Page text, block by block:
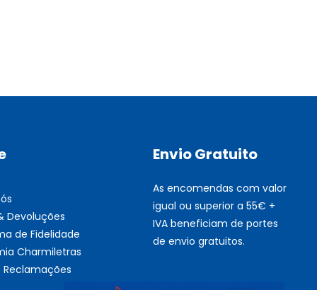
Devoluções
de Fidelidade
Charmiletras
Reclamações
Envio Gratuito
As encomendas com valor
igual ou superior a 55€ +
IVA beneficiam de portes
de envio gratuitos.